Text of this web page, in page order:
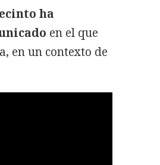
ha
en el que
en un contexto de